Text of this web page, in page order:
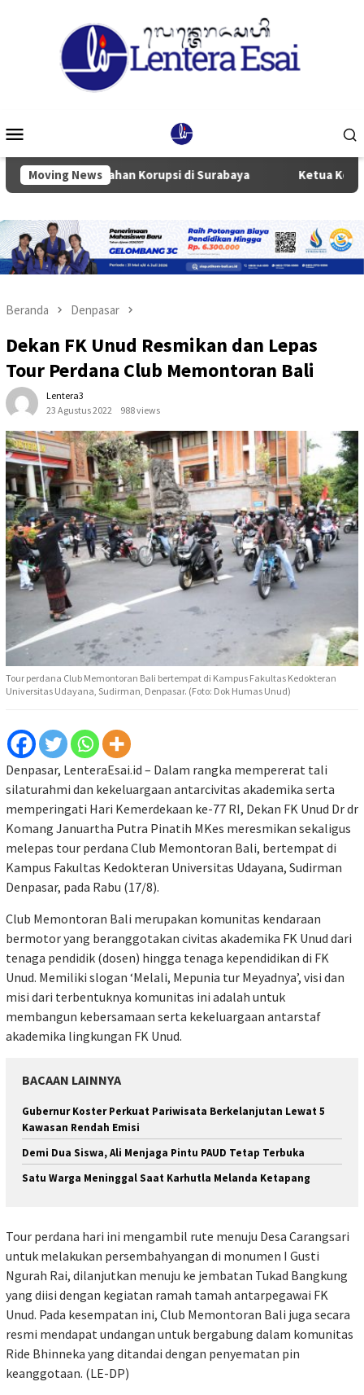
Mobile
Moving News
Pencegahan Korupsi di Surabaya Ketua Komisi III
Beranda Denpasar
Dekan FK Unud Resmikan dan Lepas
Tour Perdana Club Memontoran Bali
Lentera3
23 Agustus 2022
988 views
Tour perdana Club Memontoran Bali bertempat di Kampus Fakultas Kedokteran
Universitas Udayana, Sudirman, Denpasar. (Foto: Dok Humas Unud)
Denpasar, LenteraEsai.id – Dalam rangka mempererat tali
silaturahmi dan kekeluargaan antarcivitas akademika serta
memperingati Hari Kemerdekaan ke-77 RI, Dekan FK Unud Dr dr
Komang Januartha Putra Pinatih MKes meresmikan sekaligus
melepas tour perdana Club Memontoran Bali, bertempat di
Kampus Fakultas Kedokteran Universitas Udayana, Sudirman
Denpasar, pada Rabu (17/8).
Club Memontoran Bali merupakan komunitas kendaraan
bermotor yang beranggotakan civitas akademika FK Unud dari
tenaga pendidik (dosen) hingga tenaga kependidikan di FK
Unud. Memiliki slogan ‘Melali, Mepunia tur Meyadnya’, visi dan
misi dari terbentuknya komunitas ini adalah untuk
membangun kebersamaan serta kekeluargaan antarstaf
akademika lingkungan FK Unud.
BACAAN LAINNYA
Gubernur Koster Perkuat Pariwisata Berkelanjutan Lewat 5
Kawasan Rendah Emisi
Demi Dua Siswa, Ali Menjaga Pintu PAUD Tetap Terbuka
Satu Warga Meninggal Saat Karhutla Melanda Ketapang
Tour perdana hari ini mengambil rute menuju Desa Carangsari
untuk melakukan persembahyangan di monumen I Gusti
Ngurah Rai, dilanjutkan menuju ke jembatan Tukad Bangkung
yang diisi dengan kegiatan ramah tamah antarpegawai FK
Unud. Pada kesempatan ini, Club Memontoran Bali juga secara
resmi mendapat undangan untuk bergabung dalam komunitas
Ride Bhinneka yang ditandai dengan penyematan pin
keanggotaan. (LE-DP)